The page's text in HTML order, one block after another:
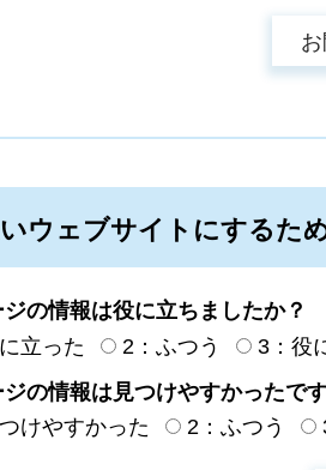
ウェブサイトにするた
の情報は役に立ちましたか？
立った
2：ふつう
3：役
ジの情報は見つけやすかったで
けやすかった
2：ふつう